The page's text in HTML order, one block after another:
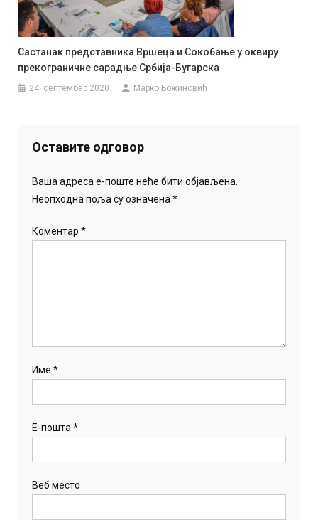
Састанак представника Вршеца и Сокобање у оквиру
прекограничне сарадње Србија-Бугарска
24. септембар 2020. Марко Божиновић
Оставите одговор
Ваша адреса е-поште неће бити објављена.
Неопходна поља су означена*
Коментар*
Име*
Е-пошта*
Веб место